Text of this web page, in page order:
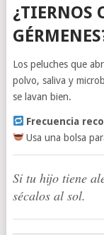
¿TIERNOS
Los peluches que
polvo, saliva y
se lavan bien.
Frecuencia
Usa una bolsa
Si tu hijo tiene
sécalos al sol.